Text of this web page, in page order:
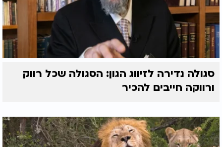
סגולה נדירה לזיווג הגון: הסגולה שכל רווק
ורווקה חייבים להכיר